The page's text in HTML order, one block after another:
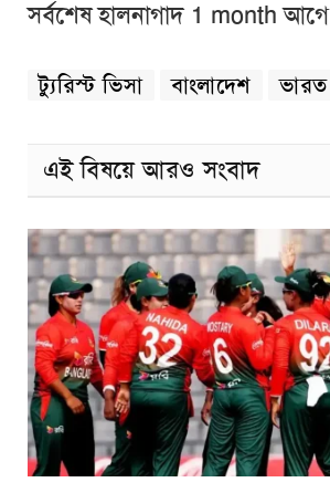
সর্বশেষ হালনাগাদ 1 month আগে
ট্যুরিস্ট ভিসা বাংলাদেশ ভারত
এই বিষয়ে আরও সংবাদ